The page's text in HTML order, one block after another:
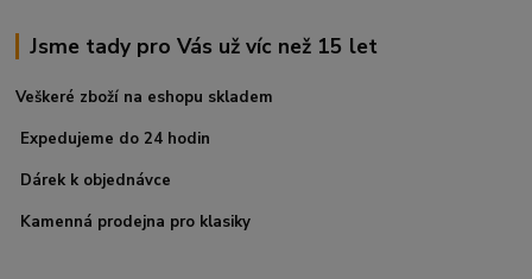
Jsme tady pro Vás už víc než 15 let
Veškeré zboží na eshopu skladem
Expedujeme do 24 hodin
Dárek k objednávce
Kamenná prodejna pro klasiky